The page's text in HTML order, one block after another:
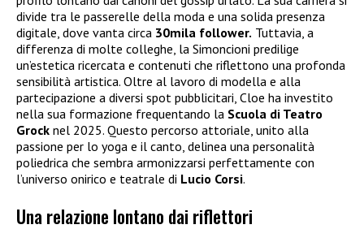
divide tra le passerelle della moda e una solida presenza
digitale, dove vanta circa 30mila follower. Tuttavia, a
differenza di molte colleghe, la Simoncioni predilige
un’estetica ricercata e contenuti che riflettono una profonda
sensibilità artistica. Oltre al lavoro di modella e alla
partecipazione a diversi spot pubblicitari, Cloe ha investito
nella sua formazione frequentando la Scuola di Teatro
Grock nel 2025. Questo percorso attoriale, unito alla
passione per lo yoga e il canto, delinea una personalità
poliedrica che sembra armonizzarsi perfettamente con
l’universo onirico e teatrale di Lucio Corsi.
Una relazione lontano dai riflettori